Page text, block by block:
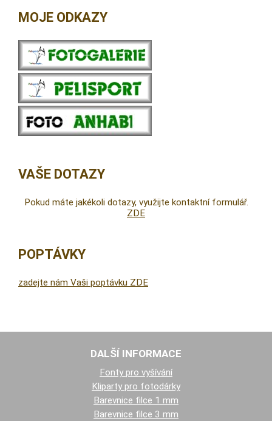
MOJE ODKAZY
VAŠE DOTAZY
Pokud máte jakékoli dotazy, využijte kontaktní formulář.
ZDE
POPTÁVKY
zadejte nám Vaši poptávku ZDE
DALŠÍ INFORMACE
Fonty pro vyšívání
Kliparty pro fotodárky
Barevnice filce 1 mm
Barevnice filce 3 mm